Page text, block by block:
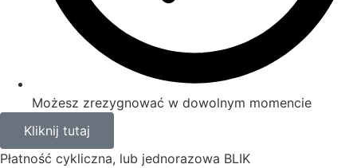
Możesz zrezygnować w dowolnym momencie
Kliknij tutaj
Płatność cykliczna, lub jednorazowa BLIK